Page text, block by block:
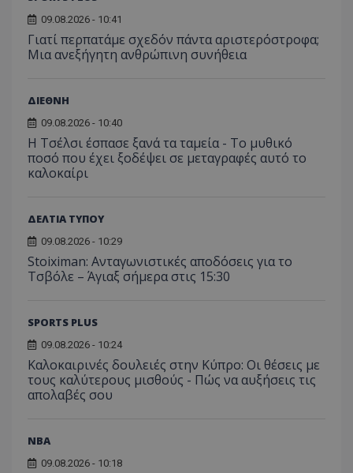
09.08.2026 - 10:41
Γιατί περπατάμε σχεδόν πάντα αριστερόστροφα;
Μια ανεξήγητη ανθρώπινη συνήθεια
ΔΙΕΘΝΗ
09.08.2026 - 10:40
Η Τσέλσι έσπασε ξανά τα ταμεία - Το μυθικό
ποσό που έχει ξοδέψει σε μεταγραφές αυτό το
καλοκαίρι
ΔΕΛΤΙΑ ΤΥΠΟΥ
09.08.2026 - 10:29
Stoiximan: Ανταγωνιστικές αποδόσεις για το
Τσβόλε – Άγιαξ σήμερα στις 15:30
SPORTS PLUS
09.08.2026 - 10:24
Καλοκαιρινές δουλειές στην Κύπρο: Οι θέσεις με
τους καλύτερους μισθούς - Πώς να αυξήσεις τις
απολαβές σου
NBA
09.08.2026 - 10:18